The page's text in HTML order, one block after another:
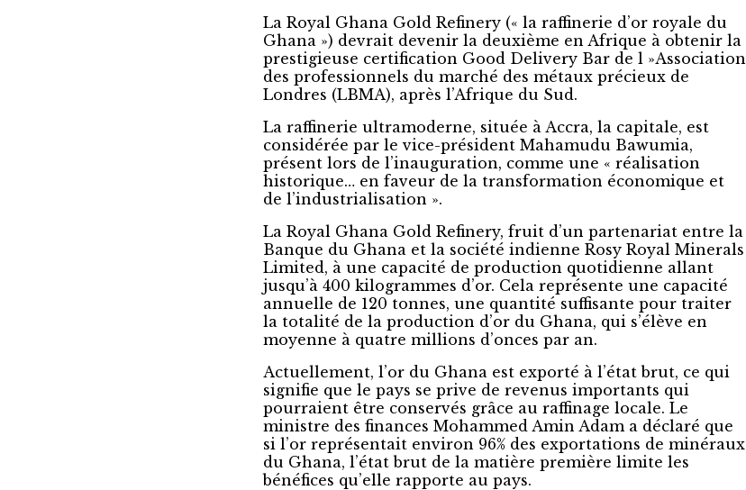
La Royal Ghana Gold Refinery (« la raffinerie d’or royale du
Ghana ») devrait devenir la deuxième en Afrique à obtenir la
prestigieuse certification Good Delivery Bar de l »Association
des professionnels du marché des métaux précieux de
Londres (LBMA), après l’Afrique du Sud.
La raffinerie ultramoderne, située à Accra, la capitale, est
considérée par le vice-président Mahamudu Bawumia,
présent lors de l’inauguration, comme une « réalisation
historique… en faveur de la transformation économique et
de l’industrialisation ».
La Royal Ghana Gold Refinery, fruit d’un partenariat entre la
Banque du Ghana et la société indienne Rosy Royal Minerals
Limited, à une capacité de production quotidienne allant
jusqu’à 400 kilogrammes d’or. Cela représente une capacité
annuelle de 120 tonnes, une quantité suffisante pour traiter
la totalité de la production d’or du Ghana, qui s’élève en
moyenne à quatre millions d’onces par an.
Actuellement, l’or du Ghana est exporté à l’état brut, ce qui
signifie que le pays se prive de revenus importants qui
pourraient être conservés grâce au raffinage locale. Le
ministre des finances Mohammed Amin Adam a déclaré que
si l’or représentait environ 96% des exportations de minéraux
du Ghana, l’état brut de la matière première limite les
bénéfices qu’elle rapporte au pays.